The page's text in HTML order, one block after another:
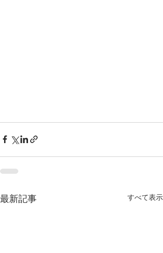
最新記事 すべて表示